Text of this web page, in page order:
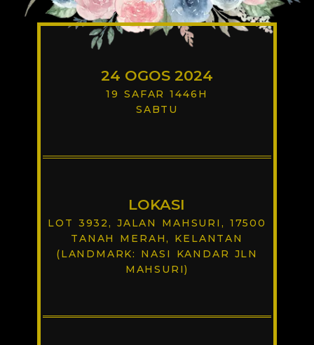
24 OGOS 2024
19 SAFAR 1446H
SABTU
LOKASI
LOT 3932, JALAN MAHSURI, 17500
TANAH MERAH, KELANTAN
(LANDMARK: NASI KANDAR JLN
MAHSURI)